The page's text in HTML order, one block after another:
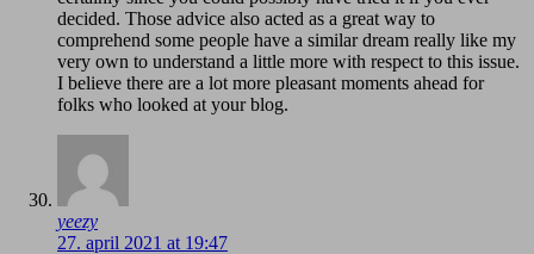
decided. Those advice also acted as a great way to
comprehend some people have a similar dream really like my
very own to understand a little more with respect to this issue.
I believe there are a lot more pleasant moments ahead for
folks who looked at your blog.
yeezy
27. april 2021 at 19:47